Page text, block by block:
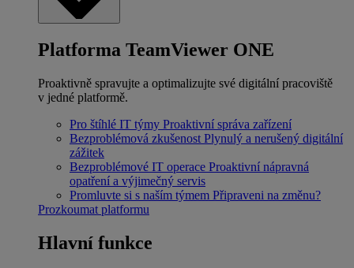
Platforma TeamViewer ONE
Proaktivně spravujte a optimalizujte své digitální pracoviště
v jedné platformě.
Pro štíhlé IT týmy Proaktivní správa zařízení
Bezproblémová zkušenost Plynulý a nerušený digitální
zážitek
Bezproblémové IT operace Proaktivní nápravná
opatření a výjimečný servis
Promluvte si s naším týmem Připraveni na změnu?
Prozkoumat platformu
Hlavní funkce